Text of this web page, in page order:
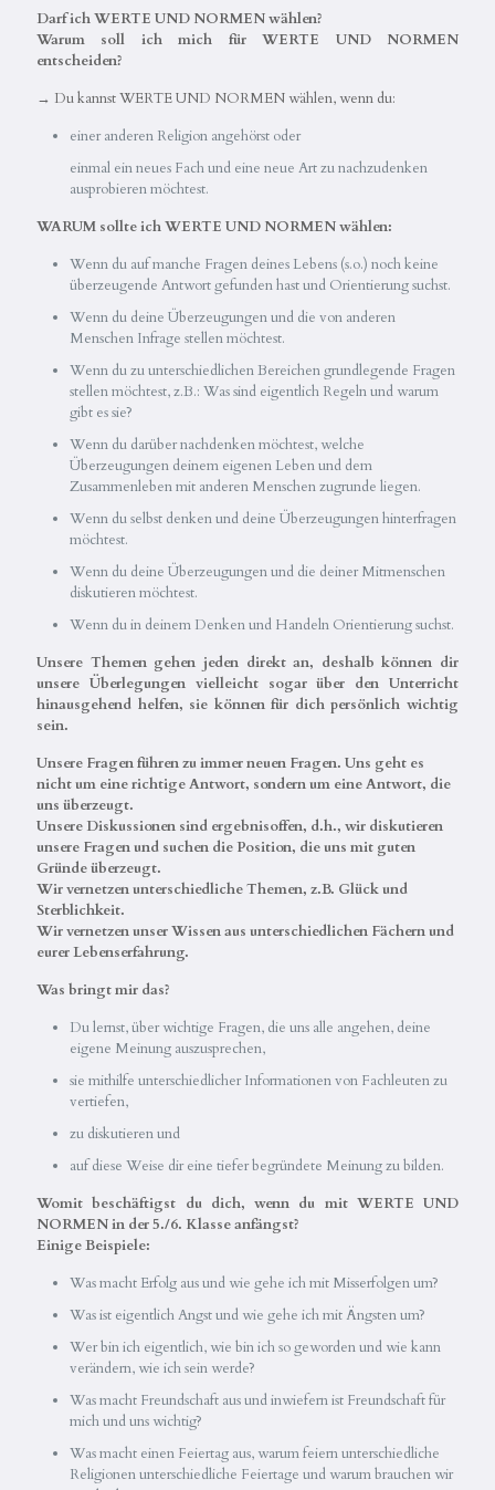
Darf ich WERTE UND NORMEN wählen?
Warum soll ich mich für WERTE UND NORMEN
entscheiden?
→ Du kannst WERTE UND NORMEN wählen, wenn du:
einer anderen Religion angehörst oder
einmal ein neues Fach und eine neue Art zu nachzudenken
ausprobieren möchtest.
WARUM sollte ich WERTE UND NORMEN wählen:
Wenn du auf manche Fragen deines Lebens (s.o.) noch keine
überzeugende Antwort gefunden hast und Orientierung suchst.
Wenn du deine Überzeugungen und die von anderen
Menschen Infrage stellen möchtest.
Wenn du zu unterschiedlichen Bereichen grundlegende Fragen
stellen möchtest, z.B.: Was sind eigentlich Regeln und warum
gibt es sie?
Wenn du darüber nachdenken möchtest, welche
Überzeugungen deinem eigenen Leben und dem
Zusammenleben mit anderen Menschen zugrunde liegen.
Wenn du selbst denken und deine Überzeugungen hinterfragen
möchtest.
Wenn du deine Überzeugungen und die deiner Mitmenschen
diskutieren möchtest.
Wenn du in deinem Denken und Handeln Orientierung suchst.
Unsere Themen gehen jeden direkt an, deshalb können dir
unsere Überlegungen vielleicht sogar über den Unterricht
hinausgehend helfen, sie können für dich persönlich wichtig
sein.
Unsere Fragen führen zu immer neuen Fragen. Uns geht es
nicht um eine richtige Antwort, sondern um eine Antwort, die
uns überzeugt.
Unsere Diskussionen sind ergebnisoffen, d.h., wir diskutieren
unsere Fragen und suchen die Position, die uns mit guten
Gründe überzeugt.
Wir vernetzen unterschiedliche Themen, z.B. Glück und
Sterblichkeit.
Wir vernetzen unser Wissen aus unterschiedlichen Fächern und
eurer Lebenserfahrung.
Was bringt mir das?
Du lernst, über wichtige Fragen, die uns alle angehen, deine
eigene Meinung auszusprechen,
sie mithilfe unterschiedlicher Informationen von Fachleuten zu
vertiefen,
zu diskutieren und
auf diese Weise dir eine tiefer begründete Meinung zu bilden.
Womit beschäftigst du dich, wenn du mit WERTE UND
NORMEN in der 5./6. Klasse anfängst?
Einige Beispiele:
Was macht Erfolg aus und wie gehe ich mit Misserfolgen um?
Was ist eigentlich Angst und wie gehe ich mit Ängsten um?
Wer bin ich eigentlich, wie bin ich so geworden und wie kann
verändern, wie ich sein werde?
Was macht Freundschaft aus und inwiefern ist Freundschaft für
mich und uns wichtig?
Was macht einen Feiertag aus, warum feiern unterschiedliche
Religionen unterschiedliche Feiertage und warum brauchen wir